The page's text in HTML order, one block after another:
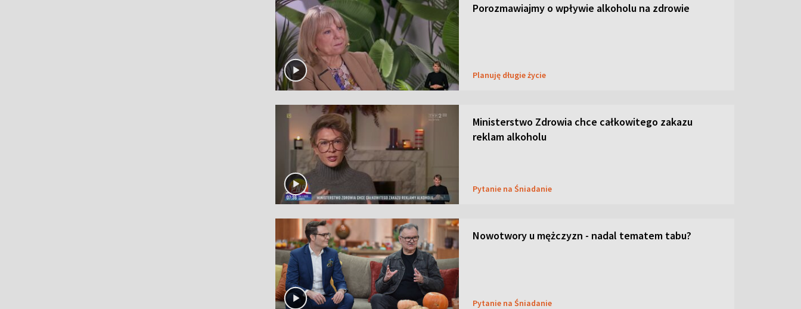
Porozmawiajmy o wpływie alkoholu na zdrowie
Planuję długie życie
Ministerstwo Zdrowia chce całkowitego zakazu
reklam alkoholu
Pytanie na Śniadanie
Nowotwory u mężczyzn - nadal tematem tabu?
Pytanie na Śniadanie